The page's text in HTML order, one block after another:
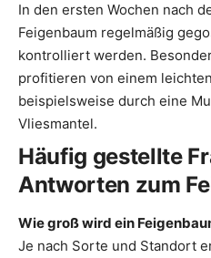
In den ersten Wochen nach
Feigenbaum regelmäßig
kontrolliert werden.
profitieren von einem
beispielsweise durch eine
Vliesmantel.
Häufig gestellte
Antworten zum
Wie groß wird ein
Je nach Sorte und Standort